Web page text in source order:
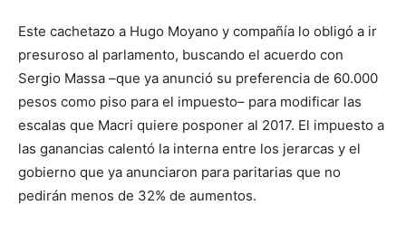
Este cachetazo a Hugo Moyano y compañía lo obligó a ir
presuroso al parlamento, buscando el acuerdo con
Sergio Massa –que ya anunció su preferencia de 60.000
pesos como piso para el impuesto– para modificar las
escalas que Macri quiere posponer al 2017. El impuesto a
las ganancias calentó la interna entre los jerarcas y el
gobierno que ya anunciaron para paritarias que no
pedirán menos de 32% de aumentos.